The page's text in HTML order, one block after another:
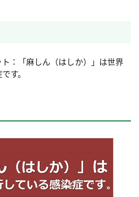
：「麻しん（はしか）」は世界
す。